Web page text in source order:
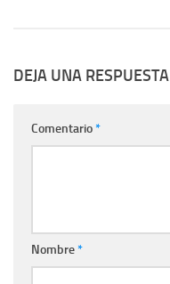
DEJA UNA RESPUESTA
Comentario*
Nombre*